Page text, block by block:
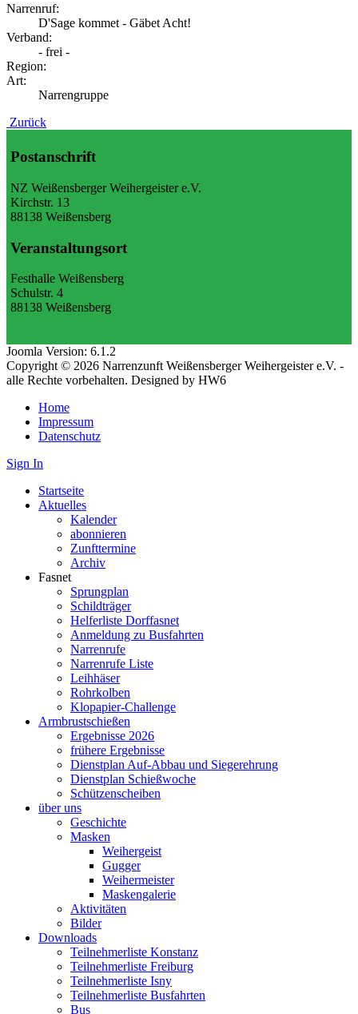
Narrenruf:
D'Sage kommet - Gäbet Acht!
Verband:
- frei -
Region:
Art:
Narrengruppe
Zurück
Postanschrift
NZ Weißensberger Weihergeister e.V.
Kirchstr. 13
88138 Weißensberg
Veranstaltungsort
Festhalle Weißensberg
Schulstr. 4
88138 Weißensberg
Joomla Version: 6.1.2
Copyright © 2026 Narrenzunft Weißensberger Weihergeister e.V. -
alle Rechte vorbehalten. Designed by HW6
Home
Impressum
Datenschutz
Sign In
Startseite
Aktuelles
Kalender
abonnieren
Zunfttermine
Archiv
Fasnet
Sprungplan
Schildträger
Helferliste Dorffasnet
Anmeldung zu Busfahrten
Narrenrufe
Narrenrufe Liste
Leihhäser
Rohrkolben
Klopapier-Challenge
Armbrustschießen
Ergebnisse 2026
frühere Ergebnisse
Dienstplan Auf-Abbau und Siegerehrung
Dienstplan Schießwoche
Schützenscheiben
über uns
Geschichte
Masken
Weihergeist
Gugger
Weihermeister
Maskengalerie
Aktivitäten
Bilder
Downloads
Teilnehmerliste Konstanz
Teilnehmerliste Freiburg
Teilnehmerliste Isny
Teilnehmerliste Busfahrten
Bus